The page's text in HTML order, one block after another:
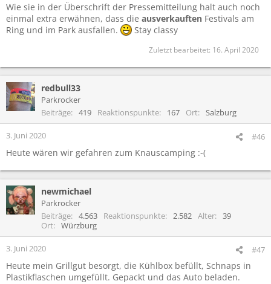
n
:
Wie sie in der Überschrift der Pressemitteilung halt auch noch
einmal extra erwähnen, dass die ausverkauften Festivals am
Ring und im Park ausfallen.
Stay classy
Zuletzt bearbeitet: 16. April 2020
redbull33
Parkrocker
Beiträge
419 Reaktionspunkte 167 Ort Salzburg
3. Juni 2020 #46
Heute wären wir gefahren zum Knauscamping :-(
newmichael
Parkrocker
Beiträge
4.563 Reaktionspunkte 2.582 Alter
39
Ort
Würzburg
3. Juni 2020 #47
Heute mein Grillgut besorgt, die Kühlbox befüllt, Schnaps in
Plastikflaschen umgefüllt. Gepackt und das Auto beladen.